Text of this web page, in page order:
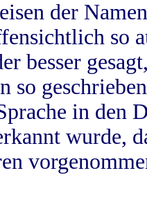
der
so
besser
so
in
wurde,